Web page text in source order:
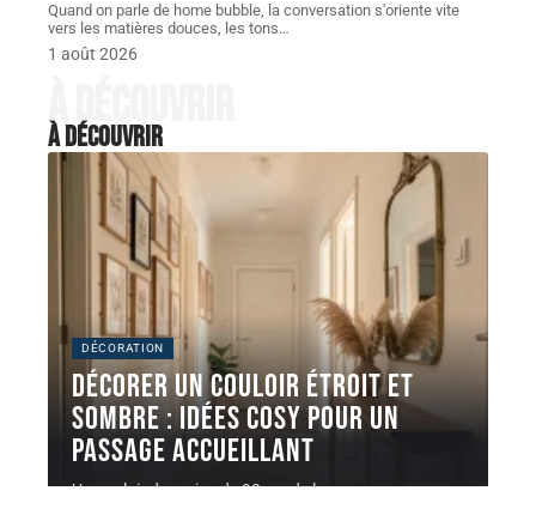
Quand on parle de home bubble, la conversation s'oriente vite
vers les matières douces, les tons…
1 août 2026
À découvrir
À découvrir
DÉCORATION
Décorer un couloir étroit et
sombre : idées cosy pour un
passage accueillant
Un couloir de moins de 90 cm de large sans source